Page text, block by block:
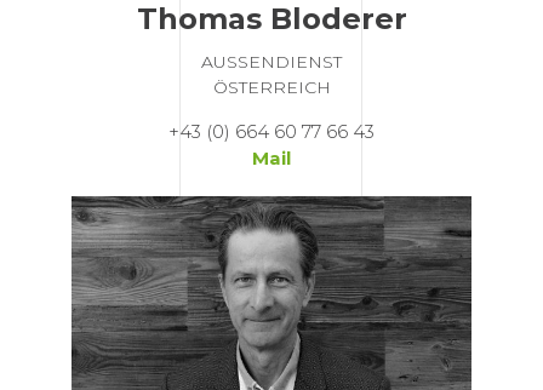
Thomas Bloderer
AUSSENDIENST
ÖSTERREICH
+43 (0) 664 60 77 66 43
Mail